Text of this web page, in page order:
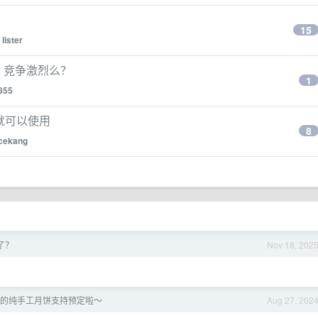
lister
15
争激烈么？
1
可以使用
8
Nov 18, 2025
Aug 27, 2024
纯手工月饼支持预定啦～